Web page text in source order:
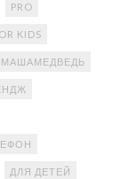
PRO
KIDS
МАШАМЕДВЕДЬ
ДЛЯ ДЕТЕЙ